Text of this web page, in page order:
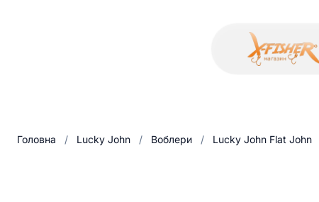
Головна / Lucky John / Воблери / Lucky John Flat John